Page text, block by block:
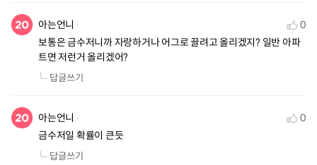
아는언니
0
보통은 금수저니까 자랑하거나 어그로 끌려고 올리겠지? 일반 아파
트면 저런거 올리겠어?
답글쓰기
아는언니
0
금수저일 확률이 큰듯
답글쓰기